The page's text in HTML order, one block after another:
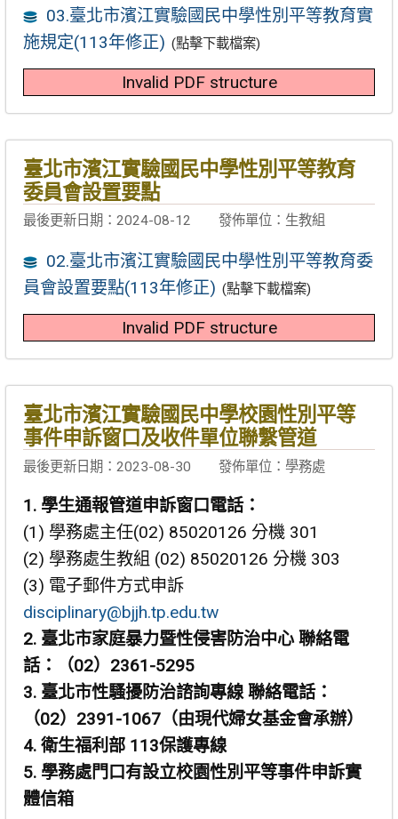
03.臺北市濱江實驗國民中學性別平等教育實
施規定(113年修正) (點擊下載檔案)
Invalid PDF structure
臺北市濱江實驗國民中學性別平等教育
委員會設置要點
最後更新日期：2024-08-12 發佈單位：生教組
02.臺北市濱江實驗國民中學性別平等教育委
員會設置要點(113年修正) (點擊下載檔案)
Invalid PDF structure
臺北市濱江實驗國民中學校園性別平等
事件申訴窗口及收件單位聯繫管道
最後更新日期：2023-08-30 發佈單位：學務處
1. 學生通報管道申訴窗口電話：
(1) 學務處主任(02) 85020126 分機 301
(2) 學務處生教組 (02) 85020126 分機 303
(3) 電子郵件方式申訴
disciplinary@bjjh.tp.edu.tw
2. 臺北市家庭暴力暨性侵害防治中心 聯絡電
話：（02）2361-5295
3. 臺北市性騷擾防治諮詢專線 聯絡電話：
（02）2391-1067（由現代婦女基金會承辦）
4. 衛生福利部 113保護專線
5. 學務處門口有設立校園性別平等事件申訴實
體信箱